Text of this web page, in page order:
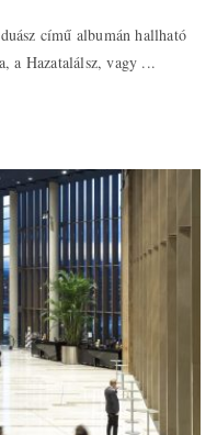
című albumán hallható
a Hazatalálsz, vagy ...